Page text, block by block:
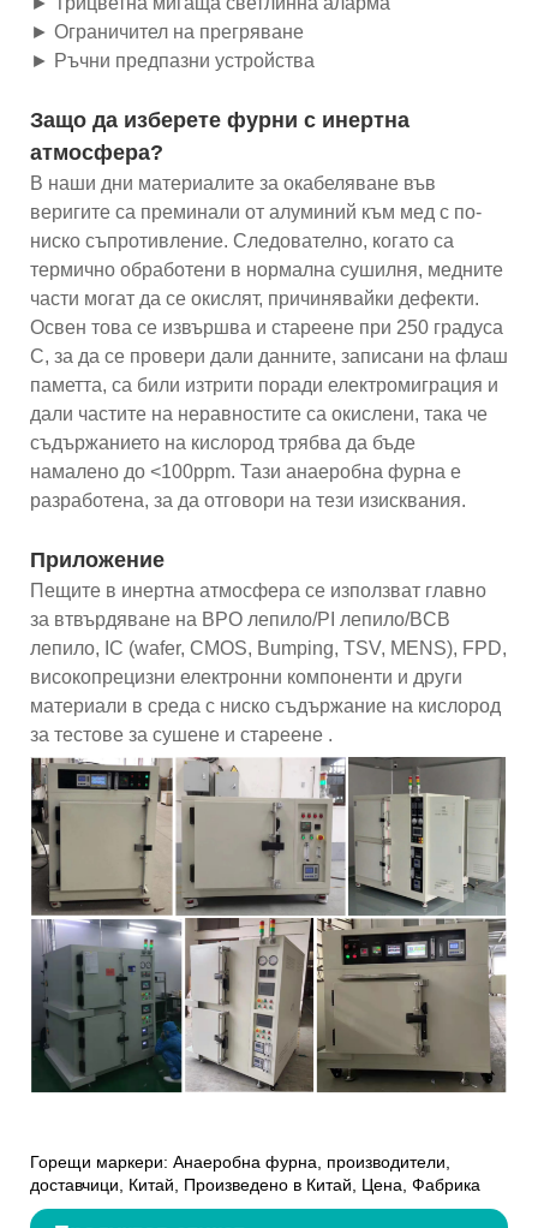
► Ограничител на прегряване
► Ръчни предпазни устройства
Защо да изберете фурни с инертна
атмосфера?
В наши дни материалите за окабеляване във
веригите са преминали от алуминий към мед с по-
ниско съпротивление. Следователно, когато са
термично обработени в нормална сушилня, медните
части могат да се окислят, причинявайки дефекти.
Освен това се извършва и стареене при 250 градуса
C, за да се провери дали данните, записани на флаш
паметта, са били изтрити поради електромиграция и
дали частите на неравностите са окислени, така че
съдържанието на кислород трябва да бъде
намалено до <100ppm. Тази анаеробна фурна е
разработена, за да отговори на тези изисквания.
Приложение
Пещите в инертна атмосфера се използват главно
за втвърдяване на BPO лепило/PI лепило/BCB
лепило, IC (wafer, CMOS, Bumping, TSV, MENS), FPD,
високопрецизни електронни компоненти и други
материали в среда с ниско съдържание на кислород
за тестове за сушене и стареене .
Горещи маркери: Анаеробна фурна, производители,
доставчици, Китай, Произведено в Китай, Цена, Фабрика